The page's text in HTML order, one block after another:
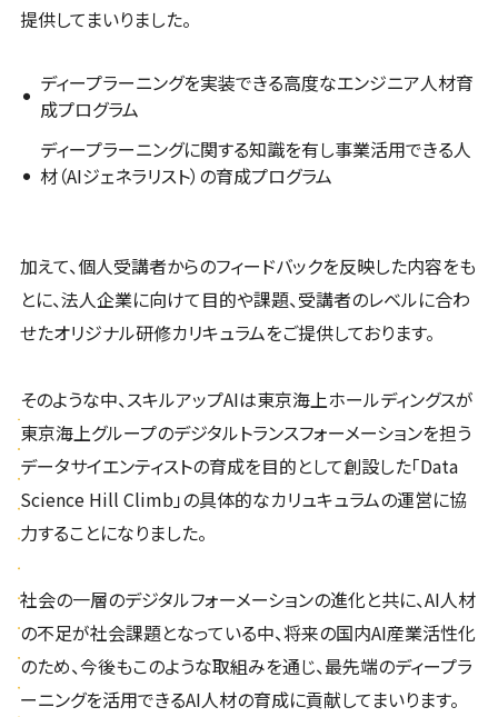
提供してまいりました。
ディープラーニングを実装できる高度なエンジニア人材育
成プログラム
ディープラーニングに関する知識を有し事業活用できる人
材（AIジェネラリスト）の育成プログラム
加えて、個人受講者からのフィードバックを反映した内容をも
とに、法人企業に向けて目的や課題、受講者のレベルに合わ
せたオリジナル研修カリキュラムをご提供しております。
そのような中、スキルアップAIは東京海上ホールディングスが
東京海上グループのデジタルトランスフォーメーションを担う
データサイエンティストの育成を目的として創設した「Data
Science Hill Climb」の具体的なカリュキュラムの運営に協
力することになりました。
社会の一層のデジタルフォーメーションの進化と共に、AI人材
の不足が社会課題となっている中、将来の国内AI産業活性化
のため、今後もこのような取組みを通じ、最先端のディープラ
ーニングを活用できるAI人材の育成に貢献してまいります。